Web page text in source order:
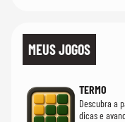
MEUS JOGOS
TERMO
Descubra a
dicas e